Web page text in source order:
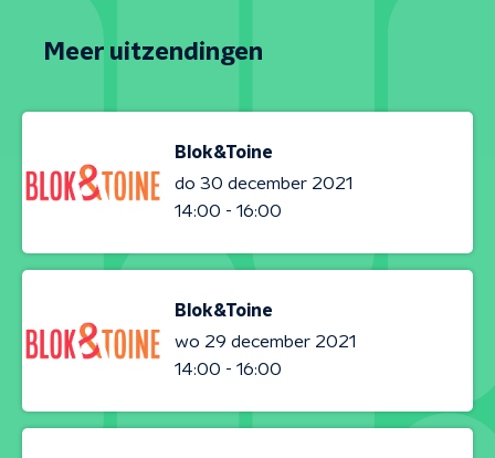
Meer uitzendingen
Blok&Toine
do 30 december 2021
14:00 - 16:00
Blok&Toine
wo 29 december 2021
14:00 - 16:00